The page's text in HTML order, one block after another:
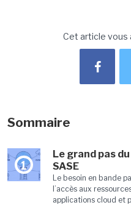
Cet article vous
Sommaire
1
Le grand pas
SASE
Le besoin en bande
l’accès aux
applications cloud et